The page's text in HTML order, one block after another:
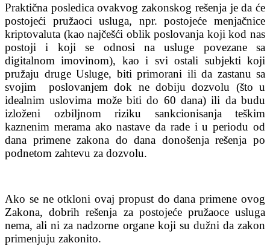
Praktična posledica ovakvog zakonskog rešenja je da će
postojeći pružaoci usluga, npr. postojeće menjačnice
kriptovaluta (kao najčešći oblik poslovanja koji kod nas
postoji i koji se odnosi na usluge povezane sa
digitalnom imovinom), kao i svi ostali subjekti koji
pružaju druge Usluge, biti primorani ili da zastanu sa
svojim poslovanjem dok ne dobiju dozvolu (što u
idealnim uslovima može biti do 60 dana) ili da budu
izloženi ozbiljnom riziku sankcionisanja teškim
kaznenim merama ako nastave da rade i u periodu od
dana primene zakona do dana donošenja rešenja po
podnetom zahtevu za dozvolu.
Ako se ne otkloni ovaj propust do dana primene ovog
Zakona, dobrih rešenja za postojeće pružaoce usluga
nema, ali ni za nadzorne organe koji su dužni da zakon
primenjuju zakonito.